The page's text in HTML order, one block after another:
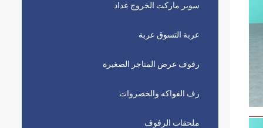
سوبر ماركت الخروج عداد
عربة التسوق عربة
رفوف عرض المتاجر الصغيرة
رف الفواكه والخضروات
ملحقات الرفوف